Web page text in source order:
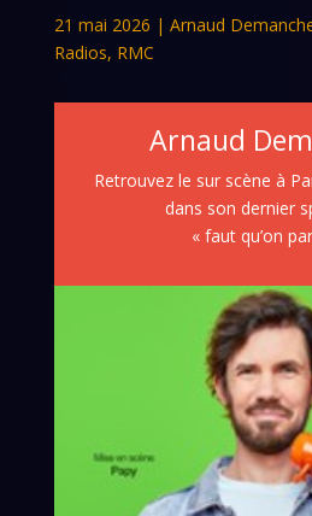
21 mai 2026 | Arnaud
Radios, RMC
Arnaud
Retrouvez le sur scène à
dans son dernier
« faut qu’on